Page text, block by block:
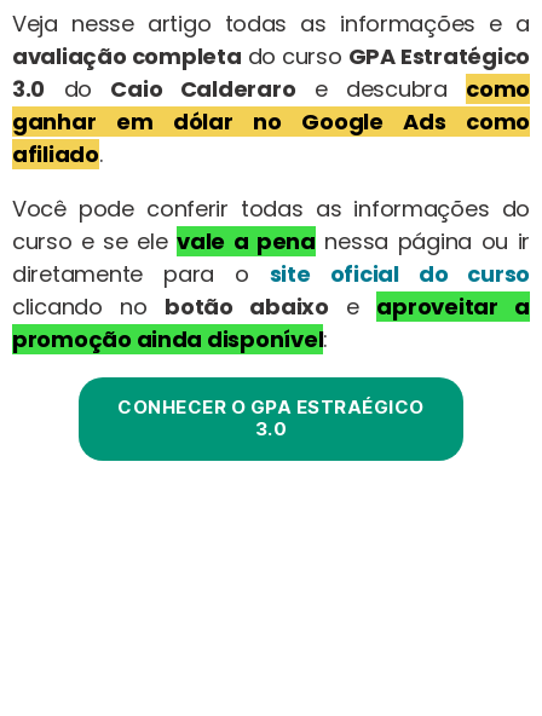
Veja nesse artigo todas as informações e a
avaliação completa do curso GPA Estratégico
3.0 do Caio Calderaro e descubra como
ganhar em dólar no Google
Ads como
afiliado.
Você pode conferir todas as informações do
curso e se elevale a pena nessa página ou ir
diretamente para o site oficial do curso
clicando no botão abaixo e aproveitar a
promoção ainda disponível:
CONHECER O GPA ESTRAÉGICO
3.0